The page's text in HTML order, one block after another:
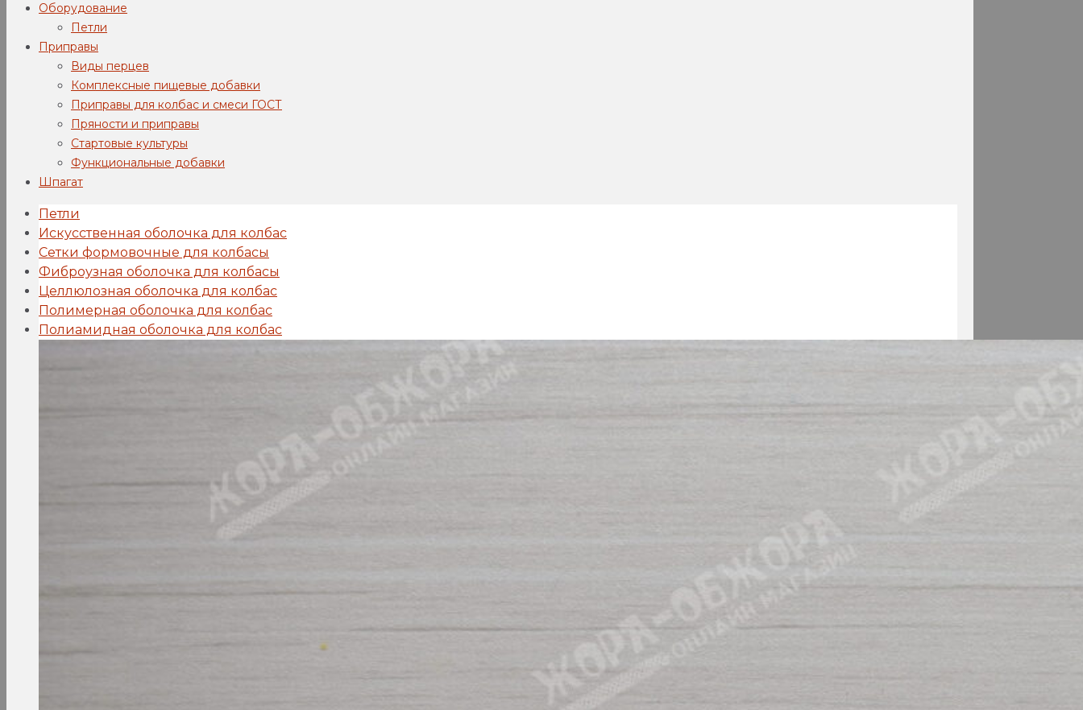
Оборудование
Петли
Приправы
Виды перцев
Комплексные пищевые добавки
Приправы для колбас и смеси ГОСТ
Пряности и приправы
Стартовые культуры
Функциональные добавки
Шпагат
Петли
Искусственная оболочка для колбас
Сетки формовочные для колбасы
Фиброузная оболочка для колбасы
Целлюлозная оболочка для колбас
Полимерная оболочка для колбас
Полиамидная оболочка для колбас